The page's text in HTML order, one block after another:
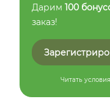
Дарим 100
заказ!
Читать условия